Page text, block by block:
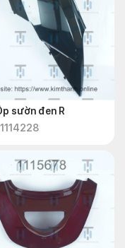
sườn đen R